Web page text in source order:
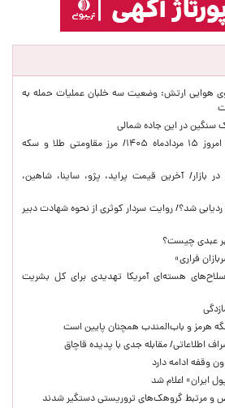
هوایی ارتش: وضعیت سه خلبان عملیات حمله به
سنگین در این جاده شمالی
قیمت جدید طلا و سکه امروز ۱۵ مردادماه ۱۴۰۵/ مرز مقاومتی طلا و سکه
بازار/ آخرین قیمت پراید، پژو، ساینا، شاهین،
شد؟/ روایت سردار کوثری از نحوه شهادت دبیر
عبدی چیست؟
فراری»
هسته‌ای آمریکا تهدیدی برای کل بشریت
هرمز و باب‌المندب همچنان پایین است
اطلاعاتی/ مقابله جدی با پدیده قاچاق
وقفه ادامه دارد
ایران» اعلام شد